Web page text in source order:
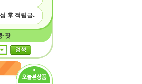
후 적립금..
·잣